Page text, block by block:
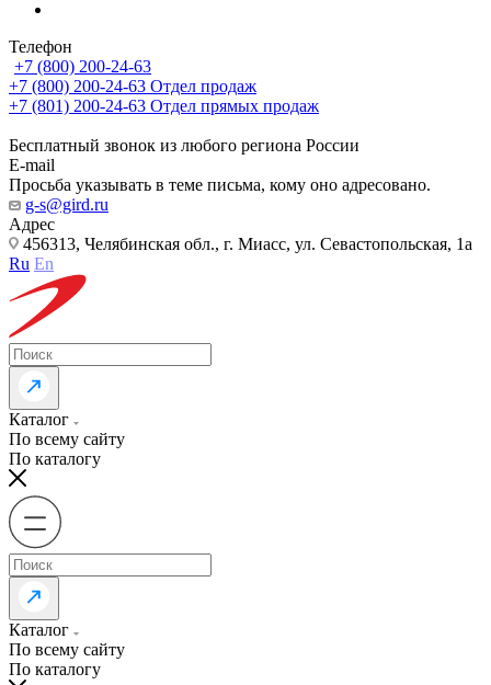
Телефон
+7 (800) 200-24-63
+7 (800) 200-24-63 Отдел продаж
+7 (801) 200-24-63 Отдел прямых продаж
Бесплатный звонок из любого региона России
E-mail
Просьба указывать в теме письма, кому оно адресовано.
g-s@gird.ru
Адрес
456313, Челябинская обл., г. Миасс, ул. Севастопольская, 1а
Ru En
Каталог
По всему сайту
По каталогу
Каталог
По всему сайту
По каталогу